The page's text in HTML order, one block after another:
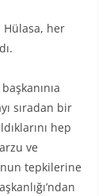
Hülasa, her
sıradan bir
hep
ve
tepkilerine